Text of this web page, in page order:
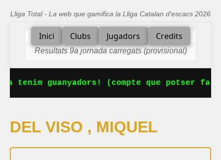
Lliga Total - La web que gamifica la Lliga Catalan d'escacs 2026
Inici Clubs Jugadors Credits
Resultats 9a jornada carregats (provisional)
tenim guanyadors! (compte que potser
DEL VISO , MIQUEL